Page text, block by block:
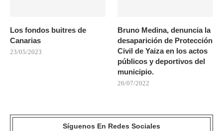
Los fondos buitres de
Canarias
23/05/2023
Bruno Medina, denuncia la
desaparición de Protección
Civil de Yaiza en los actos
públicos y deportivos del
municipio.
26/07/2022
Síguenos En Redes Sociales